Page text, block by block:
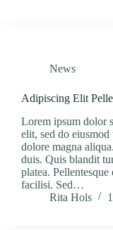
News
Adipiscing Elit
Lorem ipsum dolor
elit, sed do
dolore magna
duis. Quis blandit
platea.
facilisi. Sed…
Rita Hols